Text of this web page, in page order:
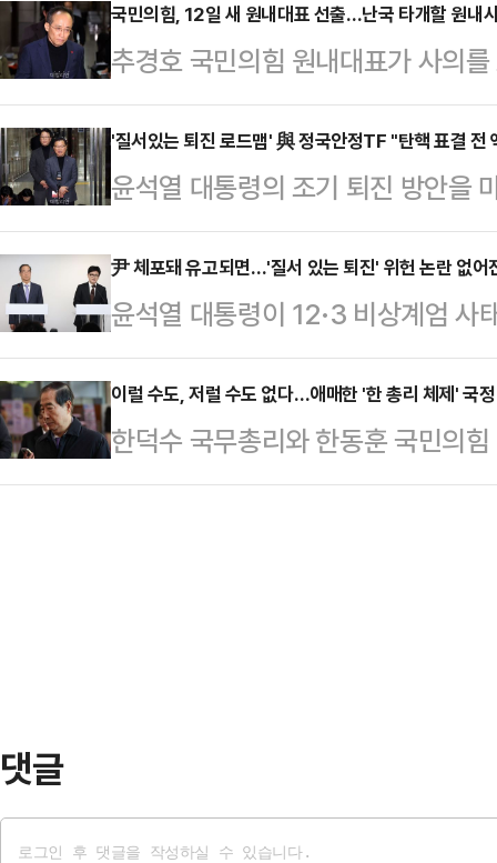
상 가능한지에 대해 내부적으로도
날 국회 법제사법위원회 전체회의
지고 있다는 점은 의문의 여지가 없
에서 동시에 수사권 관할 경쟁을 벌
능력의 적법성으로 바로 직결되는
이 굉장히 신중하고 …
국민의힘, 12일 새 원내대표 선출…난국 타개할 원내
추경호 국민의힘 원내대표가 사의
탑을 선출하고 당 안정화 작업에 착
일 4선 이상 중진의원 회의와 의원
롯된 원내사령탑 부재 문제에 대해
는 추경호 원내대표에 대한 재신임
국민의힘 의원은 중진의원 회의를
내대표가 계속해서 책무를 다해야
내대표에 대해서는 지금 …
'질서있는 퇴진 로드맵' 與 정국안정TF "탄핵 표결 전
윤석열 대통령의 조기 퇴진 방안을
화 태스크포스(TF)가 첫 회의를 열
부가 행동에 나서야 한다고 강조했
장은 9일 오후 국회본관에서 첫 회
일 본회의 표결 참석 여부 등을 논
윤 대통령의 질서 있는 조기 퇴진의
실무특위다.회의를 마친 뒤 기자들
다"며 …
尹 체포돼 유고되면…'질서 있는 퇴진' 위헌 논란 없어
윤석열 대통령이 12·3 비상계엄 사
출국금지 조치를 당했다. 현직 대통
윤 대통령 체포·구속 등 강제수사
현직 대통령의 신변이 구속된다면
도 적법한 직무대행을 맡게 돼, 한
이럴 수도, 저럴 수도 없다…애매한 '한 총리 체제' 국
한덕수 국무총리와 한동훈 국민의
리 중심으로 여당과 협의해 국정운
댓글